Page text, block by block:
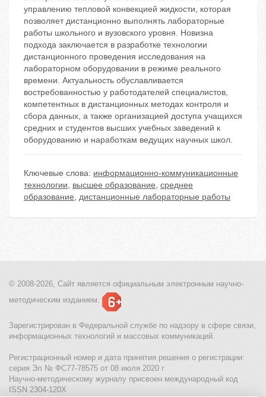
управлению тепловой конвекцией жидкости, которая
позволяет дистанционно выполнять лабораторные
работы школьного и вузовского уровня. Новизна
подхода заключается в разработке технологии
дистанционного проведения исследования на
лабораторном оборудовании в режиме реального
времени. Актуальность обуславливается
востребованностью у работодателей специалистов,
компетентных в дистанционных методах контроля и
сбора данных, а также организацией доступа учащихся
средних и студентов высших учебных заведений к
оборудованию и наработкам ведущих научных школ.
Ключевые слова: информационно-коммуникационные
технологии, высшее образование, среднее
образование, дистанционные лабораторные работы
© 2008-2026, Сайт является официальным электронным научно-
методическим изданием.
Зарегистрирован в Федеральной службе по надзору в сфере связи,
информационных технологий и массовых коммуникаций.
Регистрационный номер и дата принятия решения о регистрации:
серия Эл № ФС77-78575 от 08 июля 2020 г
Научно-методическому журналу присвоен международный код
ISSN 2304-120X